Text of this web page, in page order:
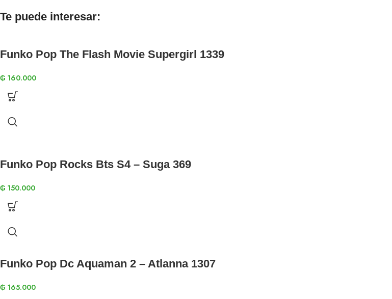
Te puede interesar:
Funko Pop The Flash Movie Supergirl 1339
₲ 160.000
Funko Pop Rocks Bts S4 – Suga 369
₲ 150.000
Funko Pop Dc Aquaman 2 – Atlanna 1307
₲ 165.000